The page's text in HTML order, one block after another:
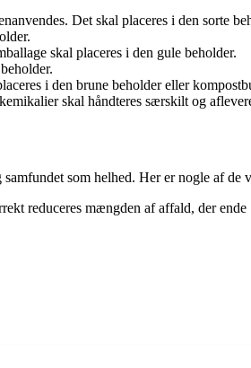
Det skal placeres i den sorte
skal placeres i den gule beholder.
i den brune beholder eller
skal håndteres særskilt og
som helhed. Her er nogle af de
reduceres mængden af affald, der ende